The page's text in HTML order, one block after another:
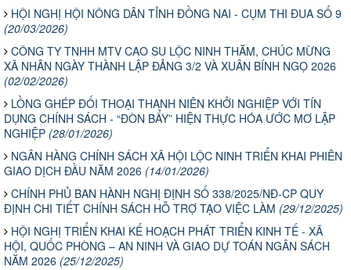
HỘI NGHỊ HỘI NÔNG DÂN TỈNH ĐỒNG NAI - CỤM THI ĐUA SỐ 9
(20/03/2026)
CÔNG TY TNHH MTV CAO SU LỘC NINH THĂM, CHÚC MỪNG
XÃ NHÂN NGÀY THÀNH LẬP ĐẢNG 3/2 VÀ XUÂN BÍNH NGỌ 2026
(02/02/2026)
LỒNG GHÉP ĐỐI THOẠI THANH NIÊN KHỞI NGHIỆP VỚI TÍN
DỤNG CHÍNH SÁCH - “ĐÒN BẨY” HIỆN THỰC HÓA ƯỚC MƠ LẬP
NGHIỆP (28/01/2026)
NGÂN HÀNG CHÍNH SÁCH XÃ HỘI LỘC NINH TRIỂN KHAI PHIÊN
GIAO DỊCH ĐẦU NĂM 2026 (14/01/2026)
CHÍNH PHỦ BAN HÀNH NGHỊ ĐỊNH SỐ 338/2025/NĐ-CP QUY
ĐỊNH CHI TIẾT CHÍNH SÁCH HỖ TRỢ TẠO VIỆC LÀM (29/12/2025)
HỘI NGHỊ TRIỂN KHAI KẾ HOẠCH PHÁT TRIỂN KINH TẾ - XÃ
HỘI, QUỐC PHÒNG – AN NINH VÀ GIAO DỰ TOÁN NGÂN SÁCH
NĂM 2026 (25/12/2025)